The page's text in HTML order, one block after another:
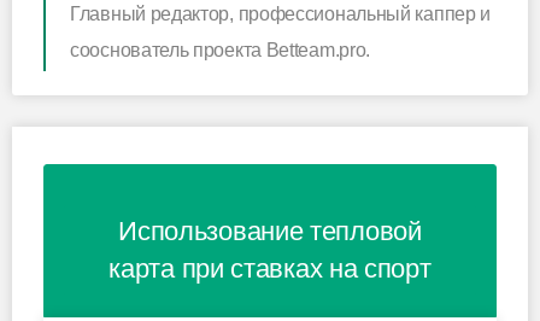
Главный редактор, профессиональный каппер и
сооснователь проекта Betteam.pro.
Использование тепловой
карта при ставках на спорт